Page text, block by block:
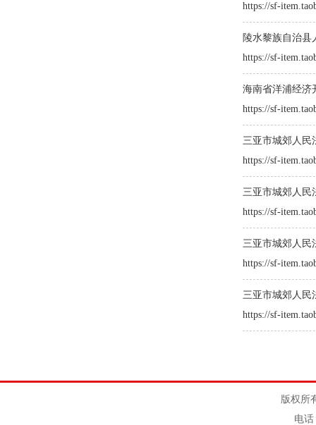
https://sf-
陵水黎族自治县
https://sf-
海南省洋浦经济
https://sf-
三亚市城郊人民
https://sf-
三亚市城郊人民
https://sf-
三亚市城郊人民
https://sf-
三亚市城郊人民
https://sf-
版权所
电